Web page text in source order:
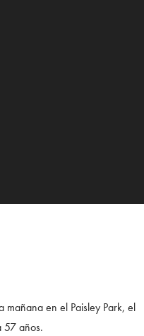
mañana en el Paisley Park, el
57 años.